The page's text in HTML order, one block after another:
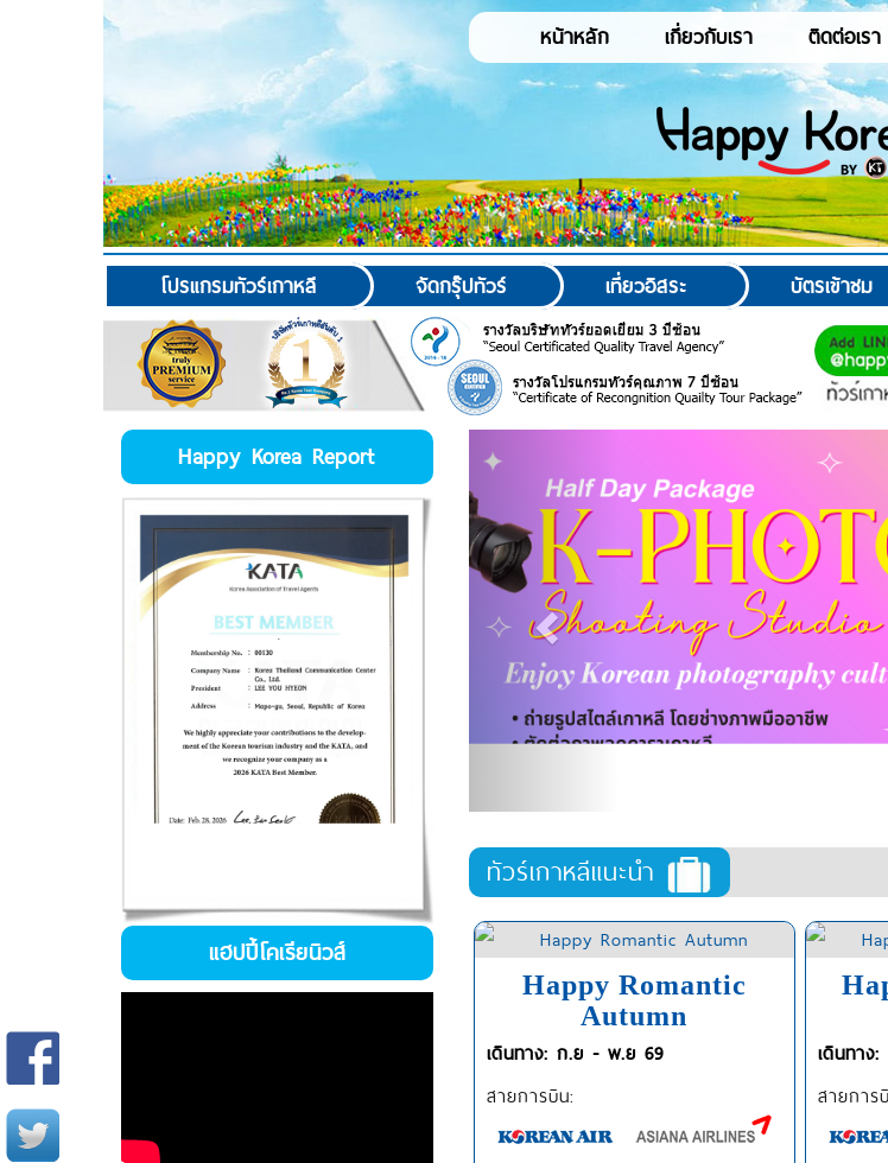
หน้าหลัก เกี่ยวกับเรา ติดต่อเรา
โปรแกรมทัวร์เกาหลี จัดกรุ๊ปทัวร์ เที่ยวอิสระ บัตรเข้าชม
Happy Korea Report
แฮปปี้โคเรียนิวส์
ทัวร์เกาหลีแนะนำ
Happy Romantic
Autumn
เดินทาง: ก.ย - พ.ย 69
สายการบิน:
เดินทา
สายการ